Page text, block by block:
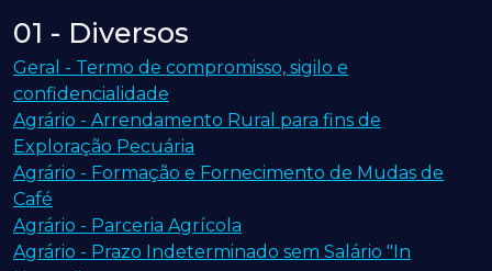
01 - Diversos
Geral - Termo de compromisso, sigilo e
confidencialidade
Agrário - Arrendamento Rural para fins de
Exploração Pecuária
Agrário - Formação e Fornecimento de Mudas de
Café
Agrário - Parceria Agrícola
Agrário - Prazo Indeterminado sem Salário "In